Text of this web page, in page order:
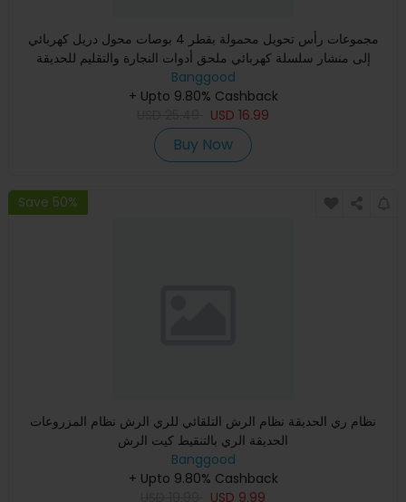
مجموعات رأس تحويل محمولة بقطر 4 بوصات محول دريل كهربائي
إلى منشار سلسلة كهربائي ملحق أدوات النجارة والتقليم للحديقة
Banggood
+ Upto 9.80% Cashback
USD 16.99
Buy Now
Save 50%
نظام ري الحديقة نظام الرش التلقائي للري الرش نظام المزروعات
الحديقة الري بالتنقيط كيت الرش
Banggood
+ Upto 9.80% Cashback
USD 9.99